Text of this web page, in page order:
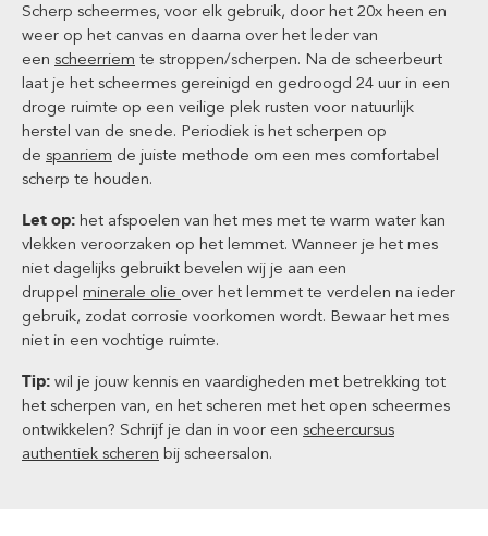
Scherp scheermes, voor elk gebruik, door het 20x heen en
weer op het canvas en daarna over het leder van
een scheerriem te stroppen/scherpen. Na de scheerbeurt
laat je het scheermes gereinigd en gedroogd 24 uur in een
droge ruimte op een veilige plek rusten voor natuurlijk
herstel van de snede. Periodiek is het scherpen op
de spanriem de juiste methode om een mes comfortabel
scherp te houden.
Let op: het afspoelen van het mes met te warm water kan
vlekken veroorzaken op het lemmet. Wanneer je het mes
niet dagelijks gebruikt bevelen wij je aan een
druppel minerale olie over het lemmet te verdelen na ieder
gebruik, zodat corrosie voorkomen wordt. Bewaar het mes
niet in een vochtige ruimte.
Tip: wil je jouw kennis en vaardigheden met betrekking tot
het scherpen van, en het scheren met het open scheermes
ontwikkelen? Schrijf je dan in voor een scheercursus
authentiek scheren bij scheersalon.